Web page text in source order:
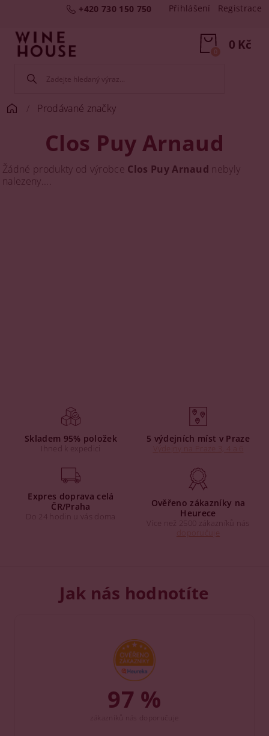
+420 730 150 750 Přihlášení Registrace
0 Kč
0
Prodávané značky
Clos Puy Arnaud
Žádné produkty od výrobce Clos Puy Arnaud nebyly
nalezeny....
Skladem 95% položek
Ihned k expedici
5 výdejních míst v Praze
Expres doprava celá
ČR/Praha
Do 24 hodin u vás doma
Ověřeno zákazníky na
Heurece
Více než 2500 zákazníků nás
Jak nás hodnotíte
97 %